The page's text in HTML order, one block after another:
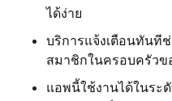
ได้ง่าย
บริการแจ้งเตือนทันที
สมาชิกในครอบครัว
แอพนี้ใช้งานได้ในระ